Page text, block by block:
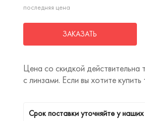
последняя цена
ЗАКАЗАТЬ
Цена со скидкой действительна
с линзами. Если вы хотите
Cрок поставки уточняйте у